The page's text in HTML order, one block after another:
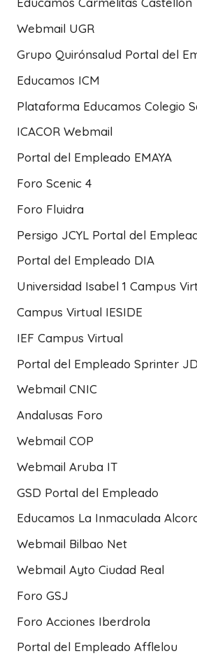
Webmail UGR
Grupo Quirónsalud Portal del
Educamos ICM
Plataforma Educamos Colegio
ICACOR Webmail
Portal del Empleado EMAYA
Foro Scenic 4
Foro Fluidra
Persigo JCYL Portal del
Portal del Empleado DIA
Universidad Isabel 1 Campus
Campus Virtual IESIDE
IEF Campus Virtual
Portal del Empleado Sprinter JD
Webmail CNIC
Andalusas Foro
Webmail COP
Webmail Aruba IT
GSD Portal del Empleado
Educamos La Inmaculada
Webmail Bilbao Net
Webmail Ayto Ciudad Real
Foro GSJ
Foro Acciones Iberdrola
Portal del Empleado Afflelou